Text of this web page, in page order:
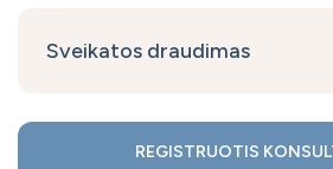
Sveikatos draudimas
REGISTRUOTIS